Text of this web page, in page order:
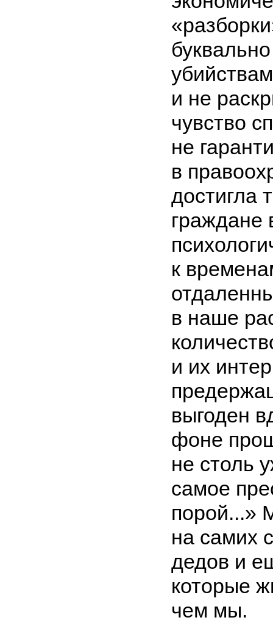
и не
чувство
не
в
достигла
граждане
к
в наше
и их
выгоден
фоне
не столь
самое
порой...»
на самих
дедов и
которые
чем мы.